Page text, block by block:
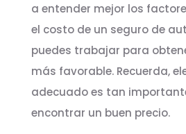
a entender mejor los
el costo de un seguro de
puedes trabajar para
más favorable. Recuerda,
adecuado es tan
encontrar un buen precio.